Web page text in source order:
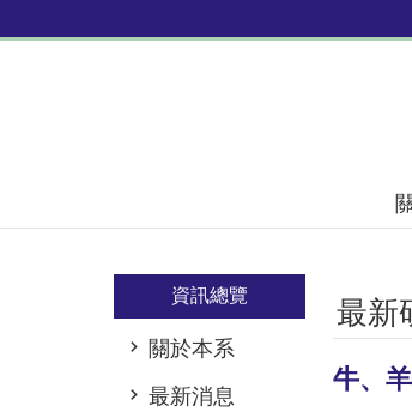
資訊總覽
關於本系
最新消息
最新
牛、